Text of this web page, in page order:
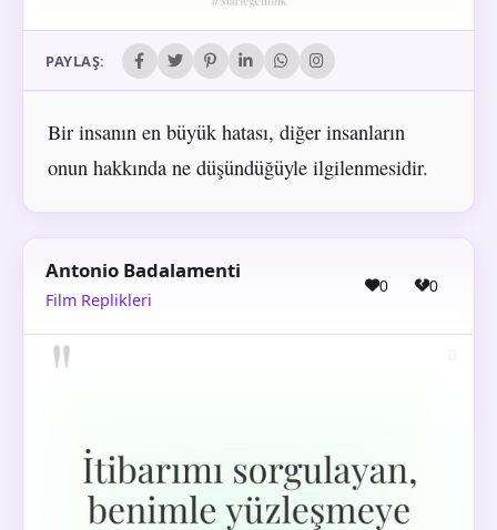
PAYLAŞ:
Bir insanın en büyük hatası, diğer insanların
onun hakkında ne düşündüğüyle ilgilenmesidir.
Antonio Badalamenti
Film Replikleri
0 0